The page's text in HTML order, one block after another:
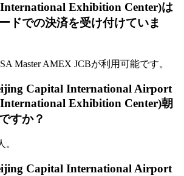
Exhibition Center)は
ドでの決済を受け付けていま
Master AMEX JCBが利用可能です。
Capital International Airport
Exhibition Center)朝
すか？
。
Capital International Airport